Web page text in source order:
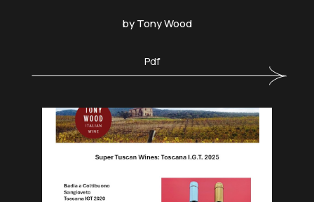
by Tony Wood
Pdf